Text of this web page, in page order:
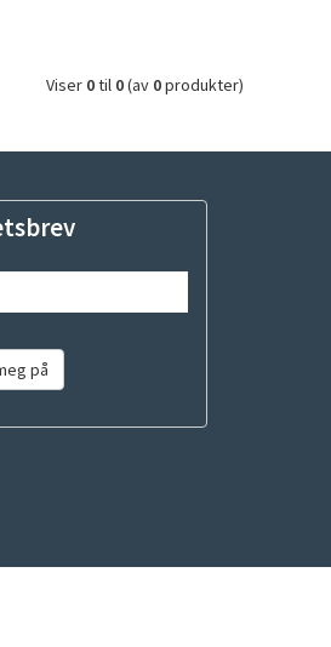
Viser 0til 0(av 0produkter)
på